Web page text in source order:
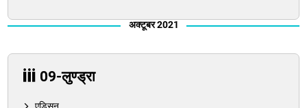
अक्टूबर 2021
09-लुण्ड्रा